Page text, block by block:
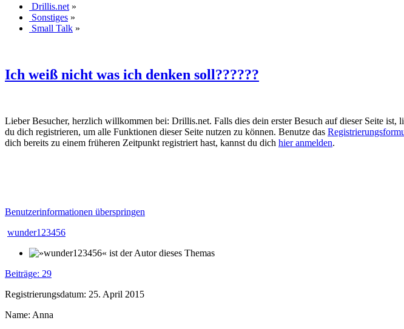
Drillis.net »
Sonstiges »
Small Talk »
Ich weiß nicht was ich denken soll??????
Lieber Besucher, herzlich willkommen bei: Drillis.net. Falls dies dein erster Besuch auf dieser Seite ist,
du dich registrieren, um alle Funktionen dieser Seite nutzen zu können. Benutze das
dich bereits zu einem früheren Zeitpunkt registriert hast, kannst du dich hier anmelden.
Benutzerinformationen überspringen
wunder123456
Beiträge: 29
Registrierungsdatum: 25. April 2015
Name: Anna